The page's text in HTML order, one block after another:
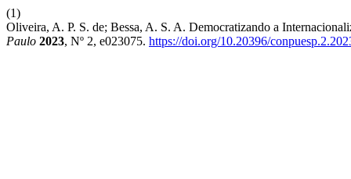
(1)
Oliveira, A. P. S. de; Bessa, A. S. A. Democratizando a
Paulo 2023, Nº 2, e023075. https://doi.org/10.20396/